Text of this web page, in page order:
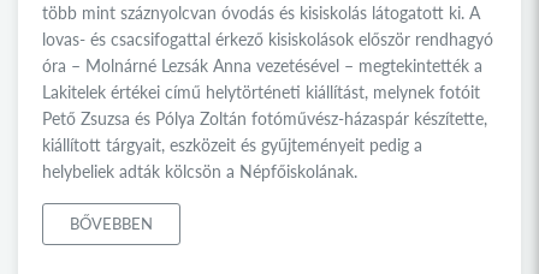
több mint száznyolcvan óvodás és kisiskolás látogatott ki. A
lovas- és csacsifogattal érkező kisiskolások először rendhagyó
óra – Molnárné Lezsák Anna vezetésével – megtekintették a
Lakitelek értékei című helytörténeti kiállítást, melynek fotóit
Pető Zsuzsa és Pólya Zoltán fotóművész-házaspár készítette,
kiállított tárgyait, eszközeit és gyűjteményeit pedig a
helybeliek adták kölcsön a Népfőiskolának.
BŐVEBBEN